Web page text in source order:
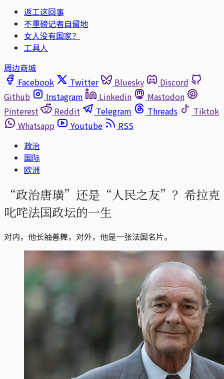
返工这回事
不重磅记者自留地
女人没有国家？
工具人
周边商城
Facebook
Twitter Bluesky
Discord
Github
Instagram Linkedin
Mastodon
Pinterest
Reddit Telegram Threads
Tiktok
Whatsapp
Youtube
RSS
政治
国际
欧洲
“政治唐璜”还是“人民之友”？希拉克
叱咤法国政坛的一生
对内，他长袖善舞，对外，他是一张法国名片。